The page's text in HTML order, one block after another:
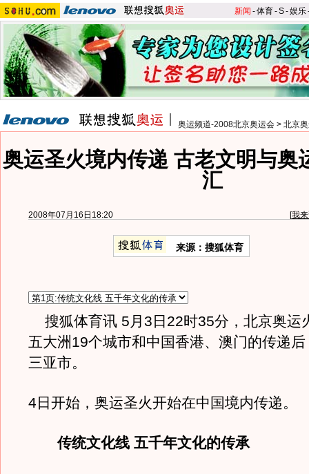
新闻 -体育-S-娱乐
奥运频道-2008北京奥运会 > 北京
奥运圣火境内传递 古老文明与奥
汇
2008年07月16日18:20 [我
来源：搜狐体育
搜狐体育讯 5月3日22时35分，北京奥运
五大洲19个城市和中国香港、澳门的传递
三亚市。
4日开始，奥运圣火开始在中国境内传递。
传统文化线 五千年文化的传承